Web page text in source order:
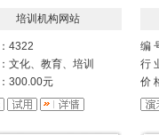
培训机构网站
4322
文化、教育、培训
300.00元
编
行
价